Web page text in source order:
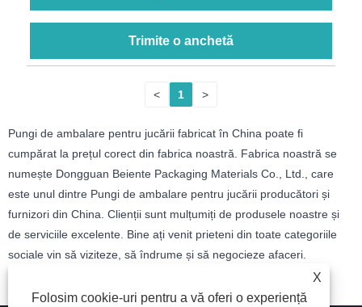
Trimite o anchetă
< 1 >
Pungi de ambalare pentru jucării fabricat în China poate fi
cumpărat la prețul corect din fabrica noastră. Fabrica noastră se
numește Dongguan Beiente Packaging Materials Co., Ltd., care
este unul dintre Pungi de ambalare pentru jucării producători și
furnizori din China. Clienții sunt mulțumiți de produsele noastre și
de serviciile excelente. Bine ați venit prieteni din toate categoriile
sociale vin să viziteze, să îndrume și să negocieze afaceri.
X
Folosim cookie-uri pentru a vă oferi o experiență